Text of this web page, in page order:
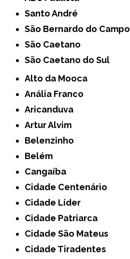
Santo André
São Bernardo do Campo
São Caetano
São Caetano do Sul
Alto da Mooca
Anália Franco
Aricanduva
Artur Alvim
Belenzinho
Belém
Cangaíba
Cidade Centenário
Cidade Líder
Cidade Patriarca
Cidade São Mateus
Cidade Tiradentes